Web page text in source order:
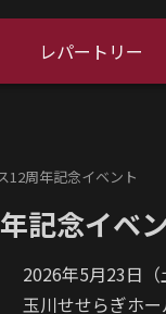
レパートリー
12周年記念イベント
記念イベ
2026年5月23日
玉川せせらぎホ